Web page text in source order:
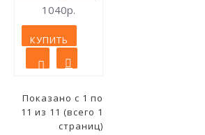
1040р.
КУПИТЬ
Показано с 1 по
11 из 11 (всего 1
страниц)